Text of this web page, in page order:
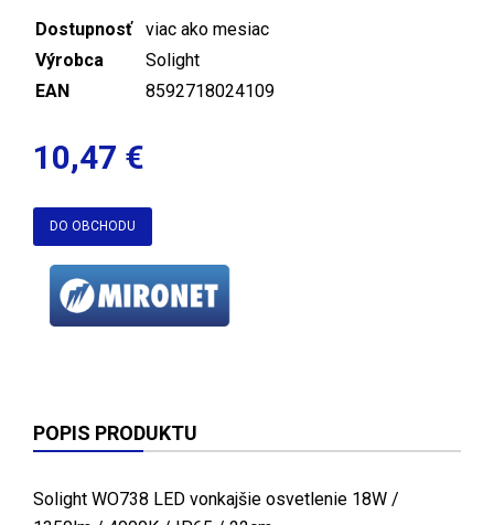
Dostupnosť
viac ako mesiac
Výrobca
Solight
EAN
8592718024109
10,47 €
DO OBCHODU
POPIS PRODUKTU
Solight WO738 LED vonkajšie osvetlenie 18W /